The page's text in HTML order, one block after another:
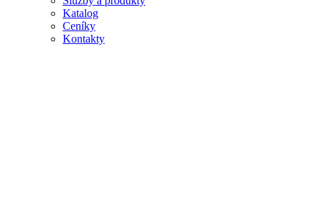
Katalog
Ceníky
Kontakty